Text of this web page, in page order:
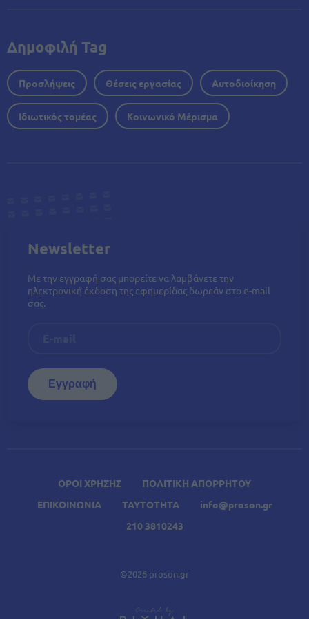
ΟΡΟΙ ΧΡΗΣΗΣ
ΠΟΛΙΤΙΚΗ ΑΠΟΡΡΗΤΟΥ
ΕΠΙΚΟΙΝΩΝΙΑ
ΤΑΥΤΟΤΗΤΑ
info@proson.gr
210 3810243
©2026 proson.gr
Δημοφιλή Tag
Προσλήψεις Θέσεις εργασίας Αυτοδιοίκηση
Ιδιωτικός τομέας Κοινωνικό Μέρισμα
Newsletter
Με την εγγραφή σας μπορείτε να λαμβάνετε την
ηλεκτρονική έκδοση της εφημερίδας δωρεάν στο e-mail
σας.